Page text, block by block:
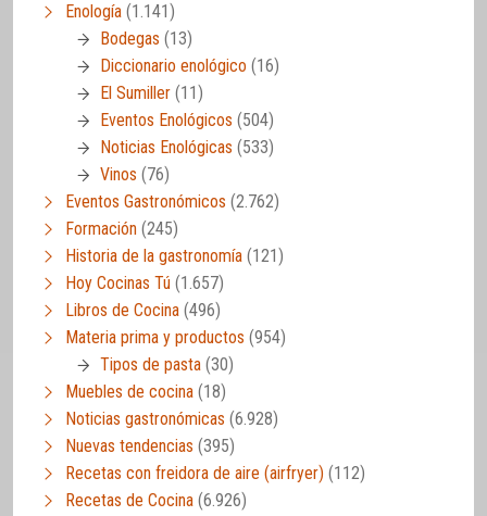
Enología (1.141)
Bodegas (13)
Diccionario enológico (16)
El Sumiller (11)
Eventos Enológicos (504)
Noticias Enológicas (533)
Vinos (76)
Eventos Gastronómicos (2.762)
Formación (245)
Historia de la gastronomía (121)
Hoy Cocinas Tú (1.657)
Libros de Cocina (496)
Materia prima y productos (954)
Tipos de pasta (30)
Muebles de cocina (18)
Noticias gastronómicas (6.928)
Nuevas tendencias (395)
Recetas con freidora de aire (airfryer) (112)
Recetas de Cocina (6.926)